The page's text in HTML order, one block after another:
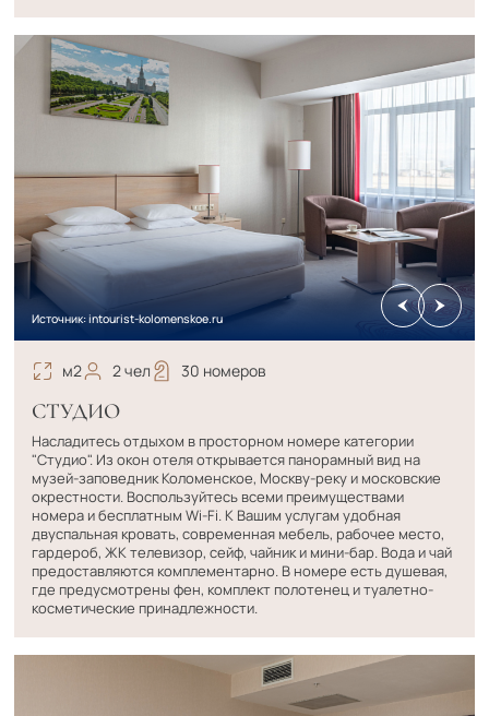
Источник: intourist-kolomenskoe.ru
м2 2 чел 30 номеров
СТУДИО
Насладитесь отдыхом в просторном номере категории
"Студио". Из окон отеля открывается панорамный вид на
музей-заповедник Коломенское, Москву-реку и московские
окрестности. Воспользуйтесь всеми преимуществами
номера и бесплатным Wi-Fi. К Вашим услугам удобная
двуспальная кровать, современная мебель, рабочее место,
гардероб, ЖК телевизор, сейф, чайник и мини-бар. Вода и чай
предоставляются комплементарно. В номере есть душевая,
где предусмотрены фен, комплект полотенец и туалетно-
косметические принадлежности.